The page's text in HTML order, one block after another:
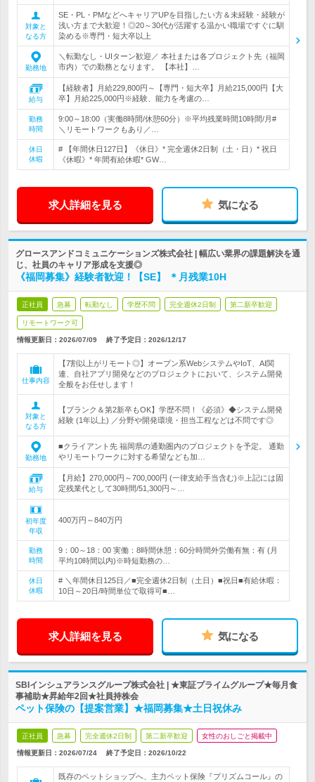
対象と
なる方
SE・PL・PMなどへキャリアUPを目指したい方＆未経験・経験が
浅い方まで大歓迎！◎20～30代が活躍する温かい職場ですぐに馴
染める※専門・短大卒以上
勤務地
＼転勤なし・UIターン歓迎／ 本社または各プロジェクト先（福岡
市内）での勤務となります。 【本社】…
給与
【経験者】月給229,800円～【専門・短大卒】月給215,000円【大
卒】月給225,000円※経験、能力を考慮の…
勤務
時間
9:00～18:00（実働8時間/休憩60分）※平均残業時間10時間/月#
＼リモートワークもあり／…
休日
休暇
# 【年間休日127日】《休日》* 完全週休2日制（土・日）* 祝日
《休暇》* 年間有給休暇* GW…
求人詳細を見る 気になる
グロースアンドコミュニケーションズ株式会社 | 幅広い業界の課題解決を通
じ、社員のキャリア形成を支援◎
《福岡募集》経験者歓迎！【SE】 ＊月残業10H
正社員 急募 転勤なし 学歴不問 完全週休2日制 第二新卒歓迎
リモートワーク可
情報更新日：2026/07/09 終了予定日： 2026/12/17
仕事内容
【7割以上がリモート◎】オープン系WebシステムやIoT、AI関
連、自社アプリ開発などのプロジェクトにおいて、システム開発
全般をお任せします！
対象と
なる方
【ブランク＆第2新卒もOK】学歴不問！《必須》◆システム開発
経験 (1年以上) ／分野や開発環境・担当工程などは不問です◎
勤務地
■クライアント先 福岡県の通勤圏内のプロジェクトを予定。 通勤
やリモートワークに対する希望なども加…
給与
【月給】270,000円～700,000円 (一律支給手当含む)※上記には固
定残業代として30時間/51,300円～…
初年度
年収
400万円～840万円
勤務
時間
9：00～18：00 実働：8時間休憩：60分時間外労働有無：有 (月
平均10時間以内)※時短勤務の…
休日
休暇
# ＼年間休日125日／■完全週休2日制（土日）■祝日■有給休暇：
10日～20日/時間単位で取得可■…
求人詳細を見る 気になる
SBIインシュアランスグループ株式会社 | ★東証プライムグループ★毎月食
事補助★昇給年2回★社員持株会
ペット保険の【提案営業】★福岡募集★土日祝休み
正社員 急募 完全週休2日制 第二新卒歓迎 女性のおしごと掲載中
情報更新日：2026/07/24 終了予定日： 2026/10/22
既存のペットショップへ、主力ペット保険『プリズムコール』の